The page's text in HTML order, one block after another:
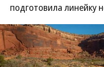
подготовила линейку